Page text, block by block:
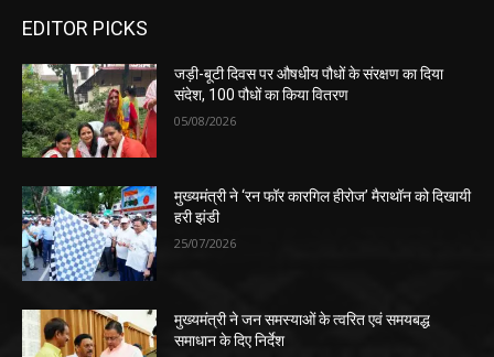
EDITOR PICKS
जड़ी-बूटी दिवस पर औषधीय पौधों के संरक्षण का दिया
संदेश, 100 पौधों का किया वितरण
05/08/2026
मुख्यमंत्री ने ‘रन फॉर कारगिल हीरोज’ मैराथॉन को दिखायी
हरी झंडी
25/07/2026
मुख्यमंत्री ने जन समस्याओं के त्वरित एवं समयबद्ध
समाधान के दिए निर्देश